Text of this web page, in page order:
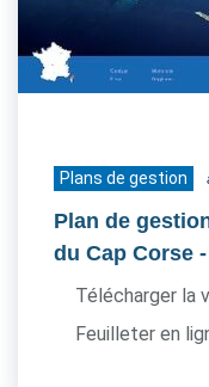
Plans de gestion
Plan de
du Cap Corse
Télécharger la
Feuilleter en